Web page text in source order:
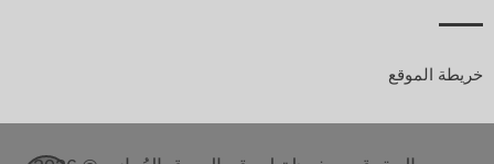
خريطة الموقع